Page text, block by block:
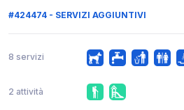
#424474 - SERVIZI AGGIUNTIVI
8 servizi
2 attività